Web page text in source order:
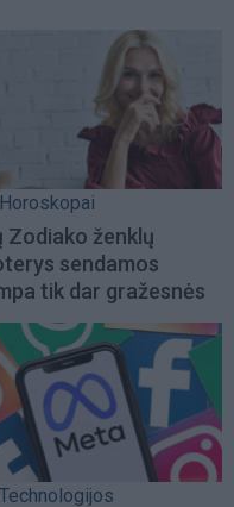
Horoskopai
Zodiako ženklų
sendamos
tik dar gražesnės
Technologijos